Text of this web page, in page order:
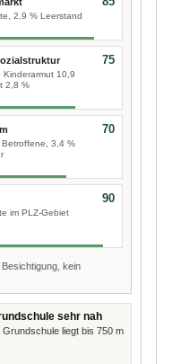
2,9 % Leerstand
Kinderarmut 10,9
2,8 %
75
3,4 %
70
im PLZ-Gebiet
90
kein
sehr nah
Grundschule liegt bis 750 m